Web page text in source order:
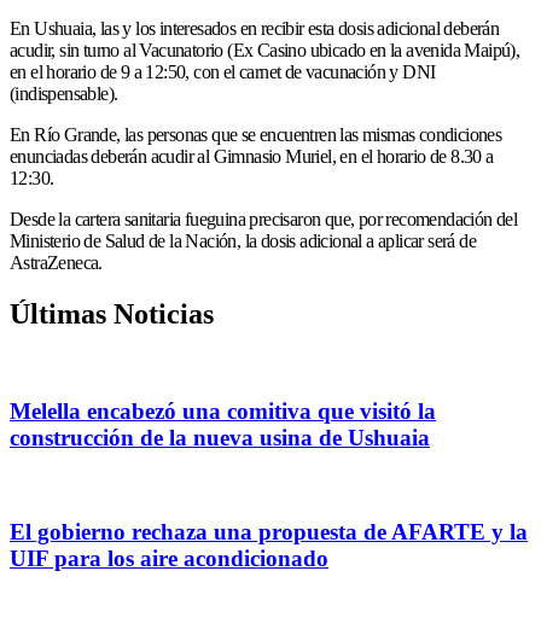
En Ushuaia, las y los interesados en recibir esta dosis adicional deberán
acudir, sin turno al Vacunatorio (Ex Casino ubicado en la avenida Maipú),
en el horario de 9 a 12:50, con el carnet de vacunación y DNI
(indispensable).
En Río Grande, las personas que se encuentren las mismas condiciones
enunciadas deberán acudir al Gimnasio Muriel, en el horario de 8.30 a
12:30.
Desde la cartera sanitaria fueguina precisaron que, por recomendación del
Ministerio de Salud de la Nación, la dosis adicional a aplicar será de
AstraZeneca.
Últimas Noticias
Melella encabezó una comitiva que visitó la
construcción de la nueva usina de Ushuaia
El gobierno rechaza una propuesta de AFARTE y la
UIF para los aire acondicionado